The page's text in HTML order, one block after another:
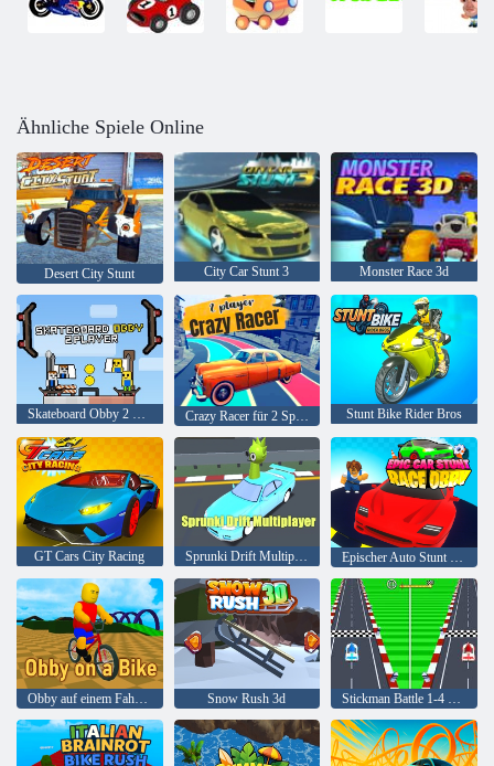
Ähnliche Spiele Online
Desert City Stunt City Car Stunt 3 Monster Race 3d
Skateboard Obby 2 Spieler Crazy Racer für 2 Spieler Stunt Bike Rider Bros
GT Cars City Racing Sprunki Drift Multiplayer Epischer Auto Stunt Race Obby
Obby auf einem Fahrrad Snow Rush 3d Stickman Battle 1-4 Spieler